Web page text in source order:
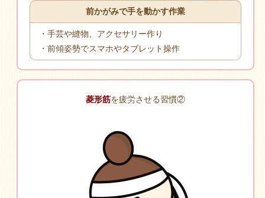
前かがみで手を動かす作業
・手芸や縫物、アクセサリー作り
・前傾姿勢でスマホやタブレット操作
菱形筋を疲労させる習慣②